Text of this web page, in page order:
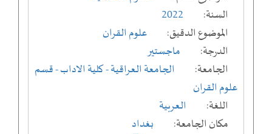
السنة:
2022
الموضوع الدقيق:
علوم القران
الدرجة:
ماجستير
الجامعة:
الجامعة العراقية- كلية الاداب- قسم
علوم القران
اللغة:
العربية
مكان الجامعة:
بغداد